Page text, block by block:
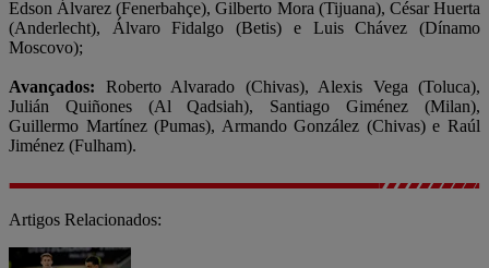
Edson Álvarez (Fenerbahçe), Gilberto Mora (Tijuana), César Huerta
(Anderlecht), Álvaro Fidalgo (Betis) e Luis Chávez (Dínamo
Moscovo);
Avançados: Roberto Alvarado (Chivas), Alexis Vega (Toluca),
Julián Quiñones (Al Qadsiah), Santiago Giménez (Milan),
Guillermo Martínez (Pumas), Armando González (Chivas) e Raúl
Jiménez (Fulham).
Artigos Relacionados: